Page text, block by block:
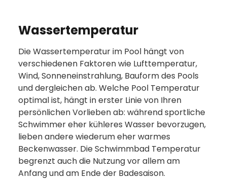
Wassertemperatur
Die Wassertemperatur im Pool hängt von
verschiedenen Faktoren wie Lufttemperatur,
Wind, Sonneneinstrahlung, Bauform des Pools
und dergleichen ab. Welche Pool Temperatur
optimal ist, hängt in erster Linie von Ihren
persönlichen Vorlieben ab: während sportliche
Schwimmer eher kühleres Wasser bevorzugen,
lieben andere wiederum eher warmes
Beckenwasser. Die Schwimmbad Temperatur
begrenzt auch die Nutzung vor allem am
Anfang und am Ende der Badesaison.